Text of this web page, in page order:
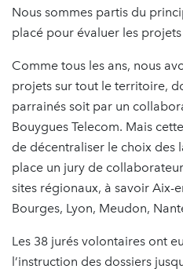
Nous sommes partis du
placé pour évaluer les
Comme tous les ans, nous
projets sur tout le territoire,
parrainés soit par un
Bouygues Telecom. Mais
de décentraliser le choix des
place un jury de
sites régionaux, à savoir Aix-
Bourges, Lyon, Meudon,
Les 38 jurés volontaires ont
l’instruction des dossiers